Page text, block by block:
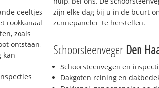
deeltjes
rookkanaal
zoals
ontstaan,
kan
zijn elke dag bij u in de buurt
zonnepanelen te herstellen.
Schoorsteenveger Den
Schoorsteenvegen en
Dakgoten reining en